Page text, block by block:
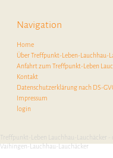
Navigation
Home
Über Treffpunkt-Leben-Lauchhau-
Anfahrt zum Treffpunkt-Leben
Kontakt
Datenschutzerklärung nach DS-
Impressum
login
Treffpunkt-Leben Lauchhau-Lauchäcker
Vaihingen-Lauchhau-Lauchäcker